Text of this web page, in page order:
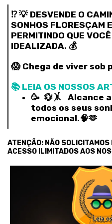
⁉️ 💡 DESVENDE O
SONHOS FLORESÇAM
PERMITINDO QUE
IDEALIZADA. 💰
😱 Chega de viver sob
📚 LEIA OS NOSSOS
🥳 💱🤸‍ Alcance
todos os seus
emocional.🧠🫶
ATENÇÃO: NÃO
ACESSO ILIMITADOS AOS